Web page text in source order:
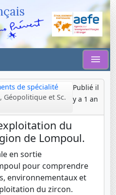
de spécialité
Géopolitique et Sc.
Publié il
y a 1 an
du
de Lompoul.
en sortie
pour comprendre
environnementaux et
du zircon.